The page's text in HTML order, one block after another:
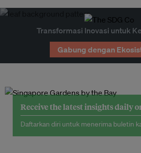
Transformasi Inovasi untuk
Gabung dengan
Receive the latest insights daily
Daftarkan diri untuk menerima buletin